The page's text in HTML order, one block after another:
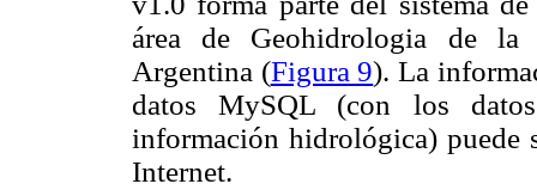
área de Geohidrologia de
Argentina (Figura 9). La
datos MySQL (con los
información hidrológica) puede
Internet.